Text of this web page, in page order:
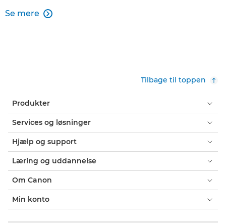
Se mere 
Tilbage til toppen
Produkter
Services og løsninger
Hjælp og support
Læring og uddannelse
Om Canon
Min konto